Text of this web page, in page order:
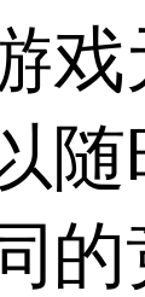
戏
随
的